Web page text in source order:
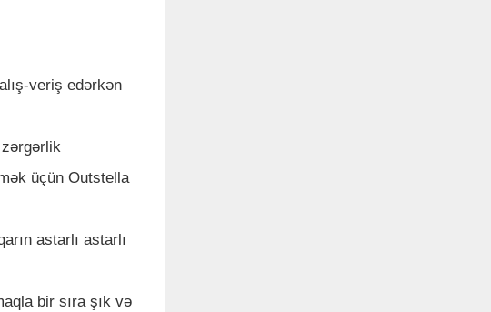
veriş edərkən
üçün Outstella
astarlı astarlı
bir sıra şık və